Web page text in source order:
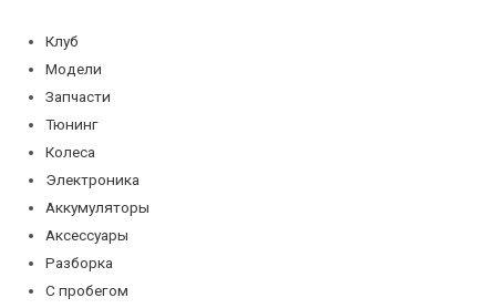
содержимому
Клуб
Модели
Запчасти
Тюнинг
Колеса
Электроника
Аккумуляторы
Аксессуары
Разборка
С пробегом